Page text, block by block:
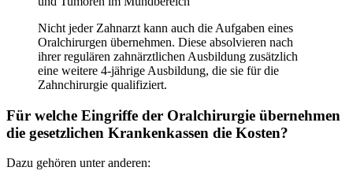
Nicht jeder Zahnarzt kann auch die Aufgaben eines
Oralchirurgen übernehmen. Diese absolvieren nach
ihrer regulären zahnärztlichen Ausbildung zusätzlich
eine weitere 4-jährige Ausbildung, die sie für die
Zahnchirurgie qualifiziert.
Für welche Eingriffe der Oralchirurgie übernehmen
die gesetzlichen Krankenkassen die Kosten?
Dazu gehören unter anderen: